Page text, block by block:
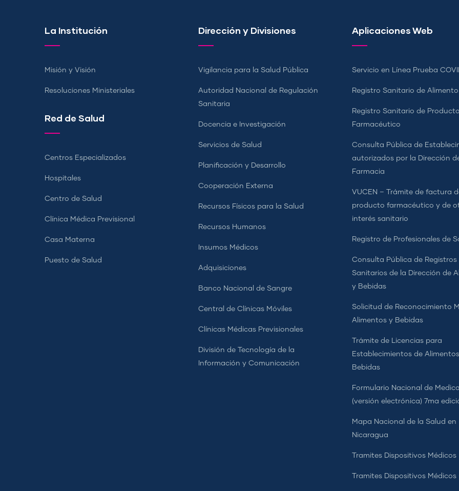
La Institución
Misión y Visión
Resoluciones Ministeriales
Red de Salud
Centros Especializados
Hospitales
Centro de Salud
Clínica Médica Previsional
Casa Materna
Puesto de Salud
Dirección y Divisiones
Vigilancia para la Salud Pública
Autoridad Nacional de Regulación
Sanitaria
Docencia e Investigación
Servicios de Salud
Planificación y Desarrollo
Cooperación Externa
Recursos Físicos para la Salud
Recursos Humanos
Insumos Médicos
Adquisiciones
Banco Nacional de Sangre
Central de Clínicas Móviles
Clínicas Médicas Previsionales
División de Tecnología de la
Información y Comunicación
Aplicaciones Web
Servicio en Línea Prueba
Registro Sanitario de Alimento
Registro Sanitario de
Farmacéutico
Consulta Pública de
autorizados por la Dirección
Farmacia
VUCEN – Trámite de factura
producto farmacéutico y de
interés sanitario
Registro de Profesionales de
Consulta Pública de Registros
Sanitarios de la Dirección de
y Bebidas
Solicitud de Reconocimiento
Alimentos y Bebidas
Trámite de Licencias para
Establecimientos de
Bebidas
Formulario Nacional de
(versión electrónica) 7ma
Mapa Nacional de la Salud en
Nicaragua
Tramites Dispositivos Médicos
Tramites Dispositivos Médicos